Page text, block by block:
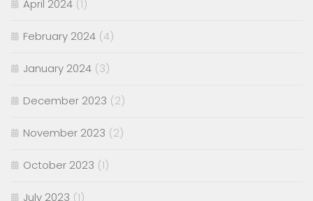
April 2024 (1)
February 2024 (4)
January 2024 (3)
December 2023 (2)
November 2023 (2)
October 2023 (1)
July 2023 (1)